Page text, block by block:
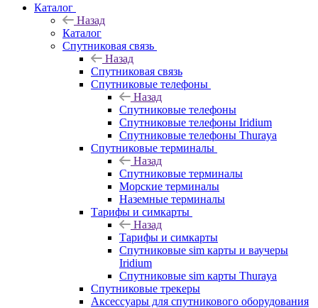
Каталог
Назад
Каталог
Спутниковая связь
Назад
Спутниковая связь
Спутниковые телефоны
Назад
Спутниковые телефоны
Спутниковые телефоны Iridium
Спутниковые телефоны Thuraya
Спутниковые терминалы
Назад
Спутниковые терминалы
Морские терминалы
Наземные терминалы
Тарифы и симкарты
Назад
Тарифы и симкарты
Спутниковые sim карты и ваучеры
Iridium
Спутниковые sim карты Thuraya
Спутниковые трекеры
Аксессуары для спутникового оборудования